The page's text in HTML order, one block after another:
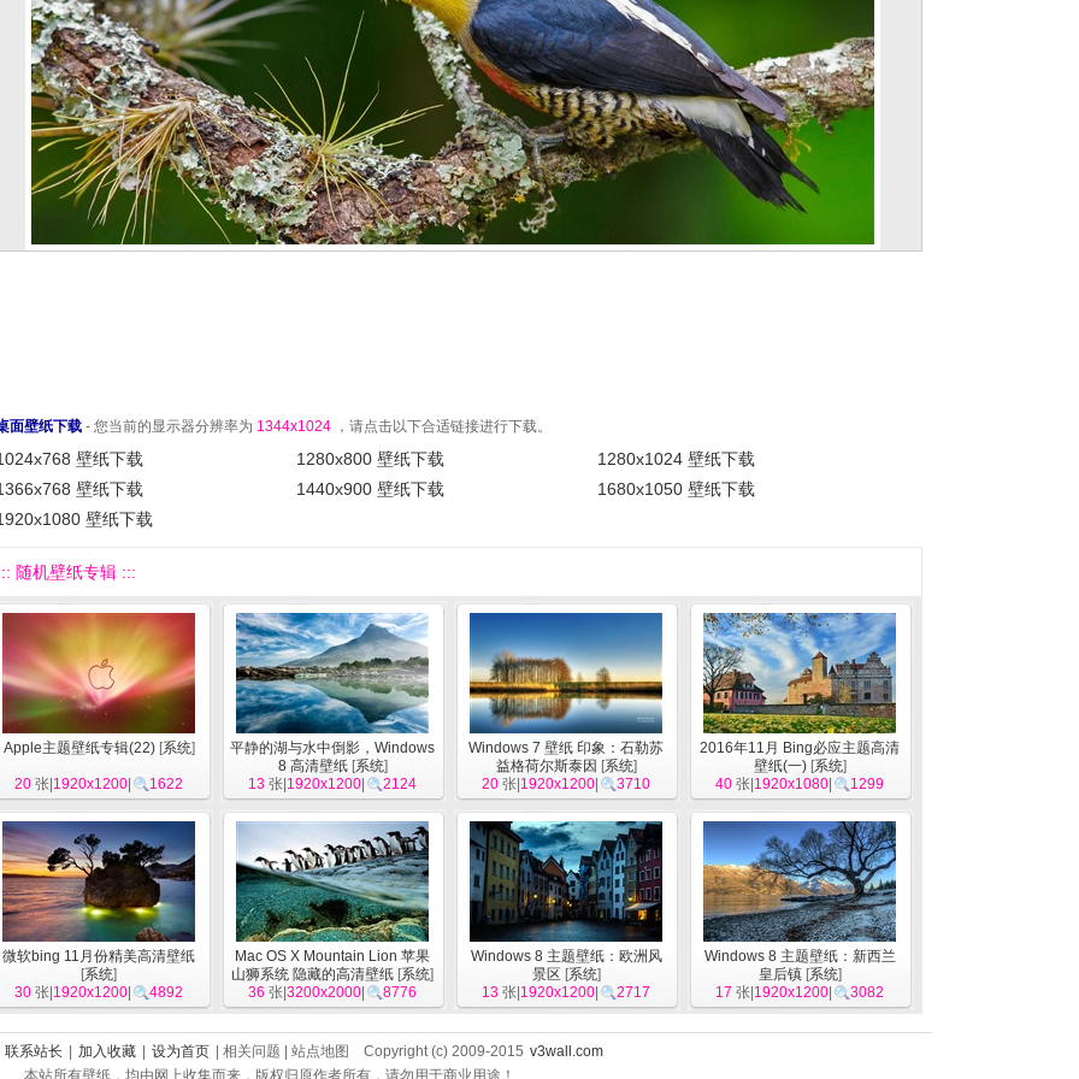
面壁纸下载 - 您当前的显示器分辨率为 1344x1024 ，请点击以下合适链接进行下载。
壁纸下载 1280x800 壁纸下载
1280x1024 壁纸下载
壁纸下载
1440x900 壁纸下载
1680x1050 壁纸下载
壁纸下载
随机壁纸专辑 :::
Apple主题壁纸专辑(22)[系统]
20 张| 1920x1200 1622
平静的湖与水中倒影，Windows
8 高清壁纸[系统]
13 张| 1920x1200 2124
Windows 7 壁纸 印象：石勒苏
益格荷尔斯泰因 [系统]
20 张| 1920x1200 3710
2016年11月 Bing必应主题高清
壁纸(一)[系统]
40 张| 1920x1080 1299
微软bing 11月份精美高清壁纸
[系统]
30 张| 1920x1200 4892
Mac OS X Mountain Lion 苹果
山狮系统 隐藏的高清壁纸 [系统]
36 张| 3200x2000 8776
Windows 8 主题壁纸：欧洲风
景区 [系统]
13 张| 1920x1200 2717
Windows 8 主题壁纸：新西兰
皇后镇[系统]
17 张| 1920x1200 3082
联系站长 加入收藏 设为首页 | 相关问题 | 站点地图 Copyright (c) 2009-2015 v3wall.com
本站所有壁纸，均由网上收集而来，版权归原作者所有，请勿用于商业用途！